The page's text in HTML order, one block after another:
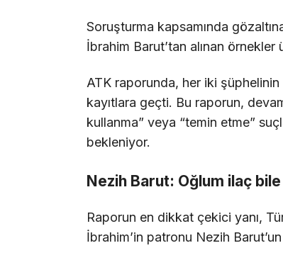
Soruşturma kapsamında
İbrahim Barut’tan alınan örnekler
ATK raporunda, her iki
kayıtlara geçti. Bu raporun,
kullanma” veya “temin etme”
bekleniyor.
Nezih Barut: Oğlum ilaç
Raporun en dikkat çekici yanı,
İbrahim’in patronu Nezih